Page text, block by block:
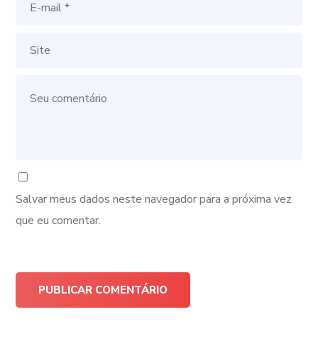
Salvar meus dados neste navegador para a próxima vez
que eu comentar.